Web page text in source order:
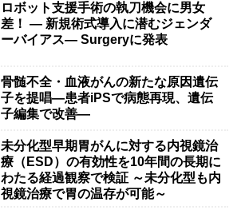
ロボット支援手術の執刀機会に男女
差！ — 新規術式導入に潜むジェンダ
ーバイアス— Surgeryに発表
骨髄不全・血液がんの新たな原因遺伝
子を提唱―患者iPSで病態再現、遺伝
子編集で改善―
未分化型早期胃がんに対する内視鏡治
療（ESD）の有効性を10年間の長期に
わたる経過観察で検証 ～未分化型も内
視鏡治療で胃の温存が可能～